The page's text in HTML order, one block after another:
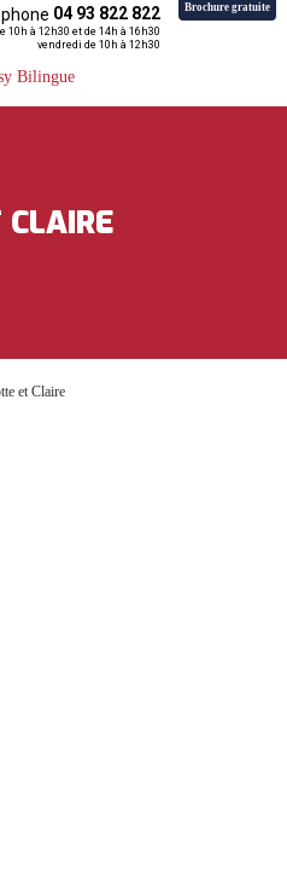
04 93 822 822
10h à 12h30 et de 14h à 16h30
vendredi de 10h à 12h30
Brochure gratuite
et Claire